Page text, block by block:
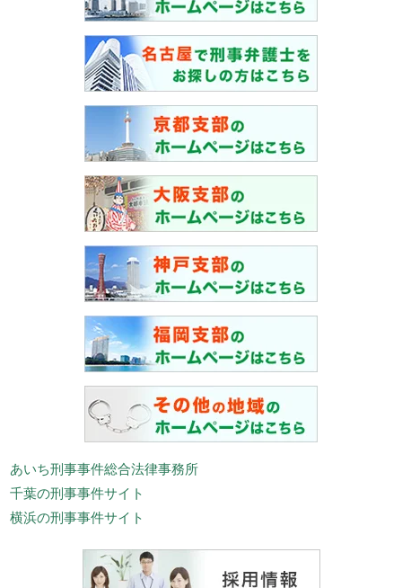
あいち刑事事件総合法律事務所
千葉の刑事事件サイト
横浜の刑事事件サイト